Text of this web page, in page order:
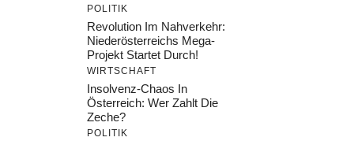
POLITIK
Revolution Im Nahverkehr:
Niederösterreichs Mega-
Projekt Startet Durch!
WIRTSCHAFT
Insolvenz-Chaos In
Österreich: Wer Zahlt Die
Zeche?
POLITIK